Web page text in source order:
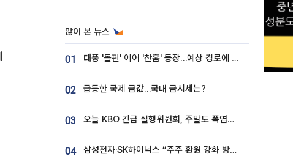
많이 본 뉴스
01 태풍 '돌핀' 이어 '찬홈' 등장…예상 경로에 한국 '한숨'
02 급등한 국제 금값…국내 금시세는?
03 오늘 KBO 긴급 실행위원회, 주말도 폭염취소 될까
04 삼성전자·SK하이닉스 “주주 환원 강화 방안 마련”